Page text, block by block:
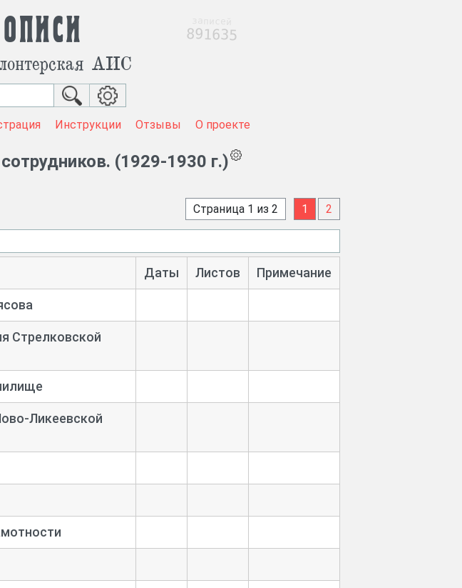
АИС
Инструкции Отзывы О проекте
(1929-1930 г.)
Страница 1 из 2 1 2
Даты Листов Примечание
Стрелковской
Ликеевской
891635